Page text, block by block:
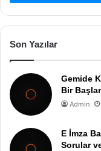
Son Yazılar
Gemide
Bir
Admin
E İmza
Sorular